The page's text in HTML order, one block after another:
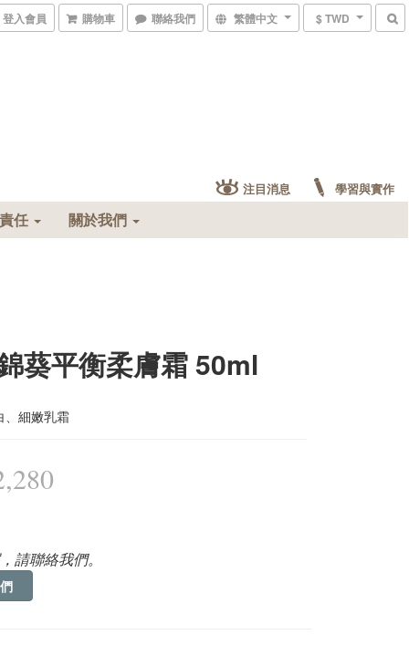
登入會員 購物車 聯絡我們 繁體中文 $ TWD
注目消息 學習與實作
任 關於我們
葵平衡柔膚霜 50ml
、細嫩乳霜
請聯絡我們。